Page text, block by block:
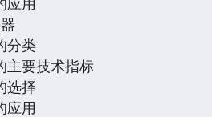
类
要技术指标
择
用